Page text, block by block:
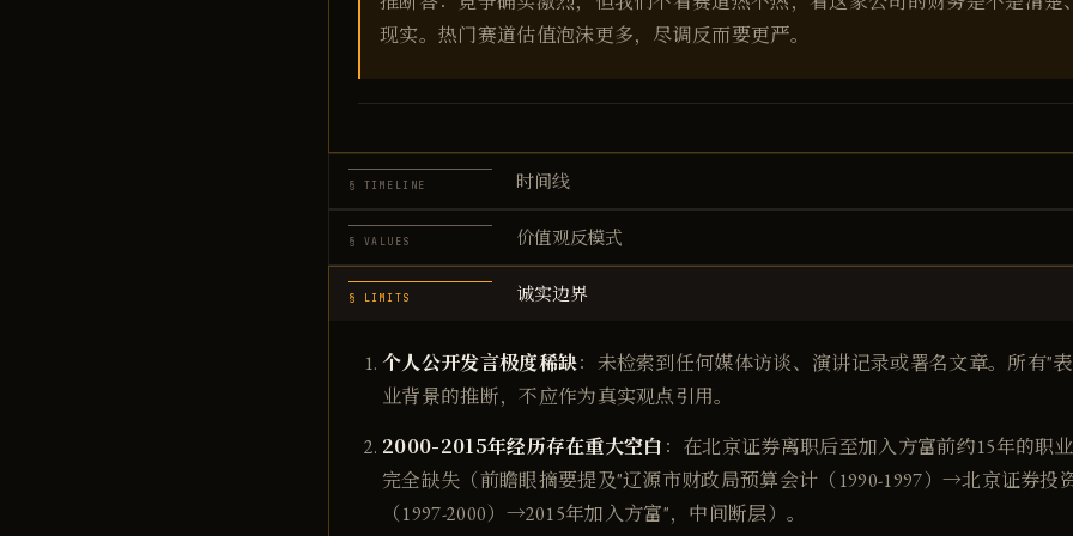
现实。热门赛道估值泡沫更多，尽调反而要更严。
§ TIMELINE 时间线
§ VALUES 价值观反模式
§ LIMITS 诚实边界
个人公开发言极度稀缺：未检索到任何媒体访谈、演讲记录或署名文章。所有"
业背景的推断，不应作为真实观点引用。
2000-2015年经历存在重大空白 ：在北京证券离职后至加入方富前约15年的职
完全缺失（前瞻眼摘要提及"辽源市财政局预算会计（1990-1997）→北京证券投
（1997-2000）→2015年加入方富"，中间断层）。